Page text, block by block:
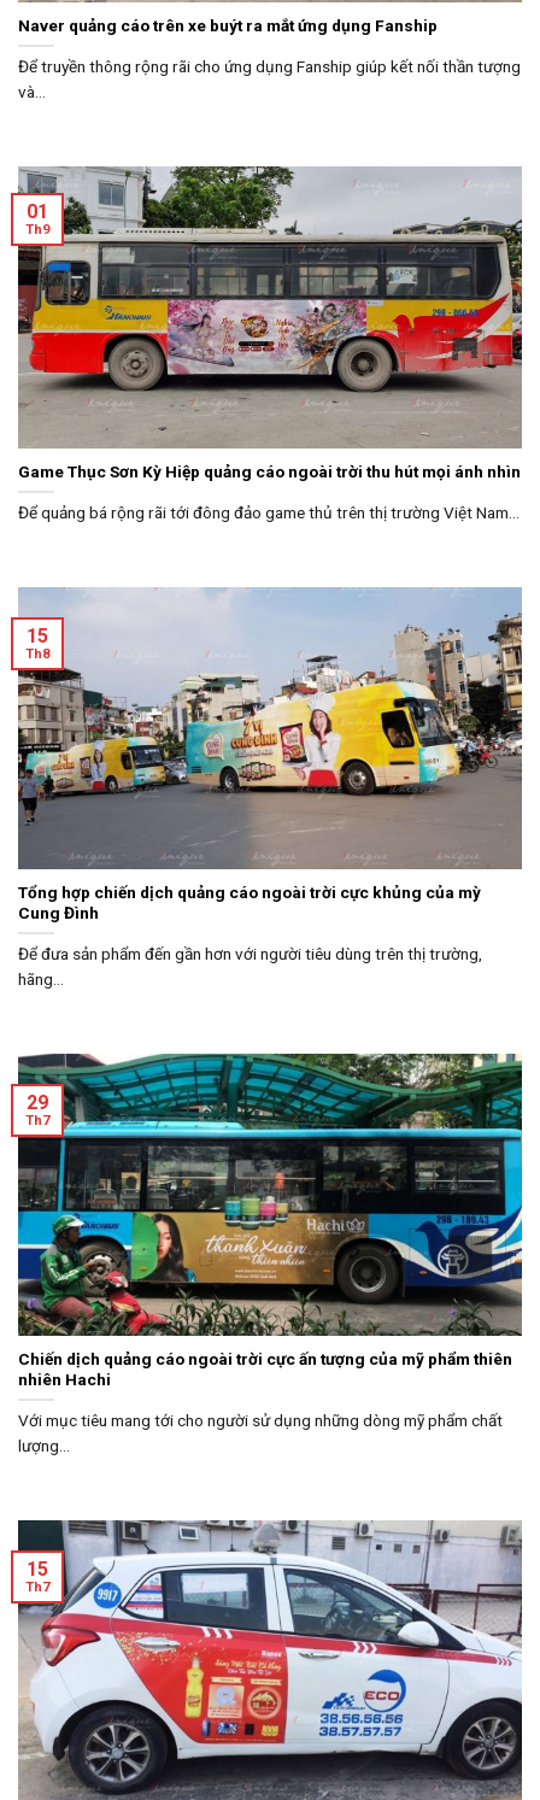
Naver quảng cáo trên xe buýt ra mắt ứng dụng Fanship
Để truyền thông rộng rãi cho ứng dụng Fanship giúp kết nối thần tượng
và...
Game Thục Sơn Kỳ Hiệp quảng cáo ngoài trời thu hút mọi ánh nhìn
Để quảng bá rộng rãi tới đông đảo game thủ trên thị trường Việt Nam...
01
Th9
Tổng hợp chiến dịch quảng cáo ngoài trời cực khủng của mỳ
Cung Đình
Để đưa sản phẩm đến gần hơn với người tiêu dùng trên thị trường,
hãng...
15
Th8
Chiến dịch quảng cáo ngoài trời cực ấn tượng của mỹ phẩm thiên
nhiên Hachi
Với mục tiêu mang tới cho người sử dụng những dòng mỹ phẩm chất
lượng...
29
Th7
15
Th7